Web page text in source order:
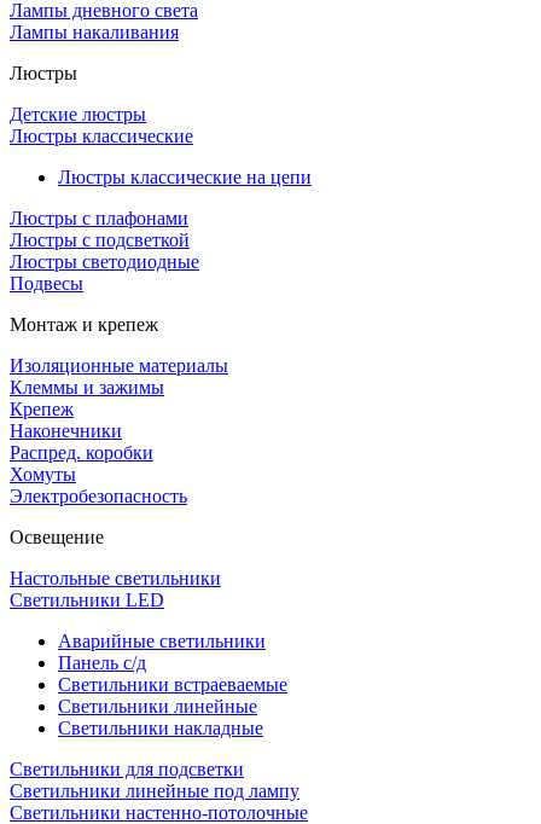
Лампы дневного света
Лампы накаливания
Люстры
Детские люстры
Люстры классические
Люстры классические на цепи
Люстры с плафонами
Люстры с подсветкой
Люстры светодиодные
Подвесы
Монтаж и крепеж
Изоляционные материалы
Клеммы и зажимы
Крепеж
Наконечники
Распред. коробки
Хомуты
Электробезопасность
Освещение
Настольные светильники
Светильники LED
Аварийные светильники
Панель с/д
Светильники встраеваемые
Светильники линейные
Светильники накладные
Светильники для подсветки
Светильники линейные под лампу
Светильники настенно-потолочные